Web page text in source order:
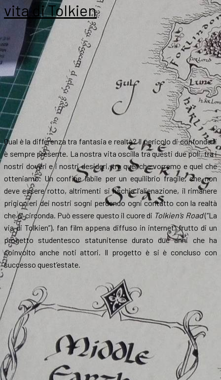
vita di Tolkien
Qual è la differenza tra fantasia e realtà? Il pericolo di confonderli
è sempre presente. La nostra vita oscilla tra questi due poli, tra i
nostri doveri e i nostri desideri, tra quel che vorremo e quel che
otteniamo. Un confine labile per un equilibrio fragile, che non
deve essere rotto, altrimenti si rischia l’alienazione, il rimanere
prigionieri dei nostri sogni perdendo ogni contatto con la realtà
che ci circonda. Può essere questo il cuore di Tolkien’s Road(“La
via di Tolkien”), fan film appena diffuso in internet, frutto di un
progetto studentesco statunitense durato due anni che ha
coinvolto anche noti attori. Il progetto è si è concluso con
successo quest’estate.